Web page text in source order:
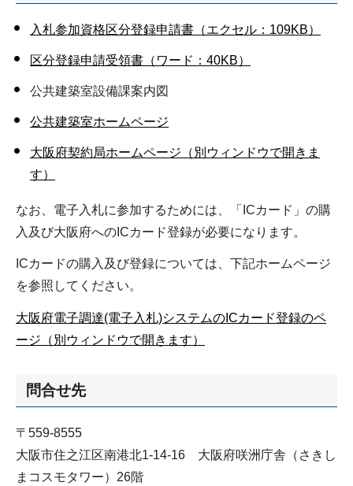
入札参加資格区分登録申請書（エクセル：109KB）
区分登録申請受領書（ワード：40KB）
公共建築室設備課案内図
公共建築室ホームページ
大阪府契約局ホームページ（別ウィンドウで開きま
す）
なお、電子入札に参加するためには、「ICカード」の購
入及び大阪府へのICカード登録が必要になります。
ICカードの購入及び登録については、下記ホームページ
を参照してください。
大阪府電子調達(電子入札)システムのICカード登録のペ
ージ（別ウィンドウで開きます）
問合せ先
〒559-8555
大阪市住之江区南港北1-14-16 大阪府咲洲庁舎（さきし
まコスモタワー）26階